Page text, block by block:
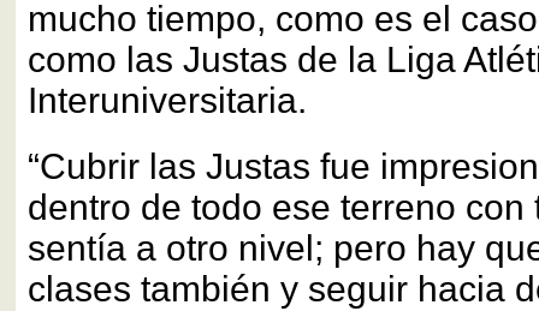
mucho tiempo, como es el
como las Justas de la Liga
Interuniversitaria.
“Cubrir las Justas fue
dentro de todo ese terreno con
sentía a otro nivel; pero hay
clases también y seguir hacia